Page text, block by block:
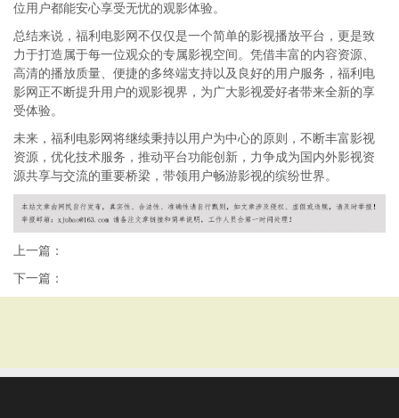
位用户都能安心享受无忧的观影体验。
总结来说，福利电影网不仅仅是一个简单的影视播放平台，更是致
力于打造属于每一位观众的专属影视空间。凭借丰富的内容资源、
高清的播放质量、便捷的多终端支持以及良好的用户服务，福利电
影网正不断提升用户的观影视界，为广大影视爱好者带来全新的享
受体验。
未来，福利电影网将继续秉持以用户为中心的原则，不断丰富影视
资源，优化技术服务，推动平台功能创新，力争成为国内外影视资
源共享与交流的重要桥梁，带领用户畅游影视的缤纷世界。
上一篇：
下一篇：